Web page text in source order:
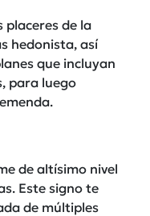
placeres de la
hedonista, así
que incluyan
para luego
de altísimo nivel
Este signo te
de múltiples